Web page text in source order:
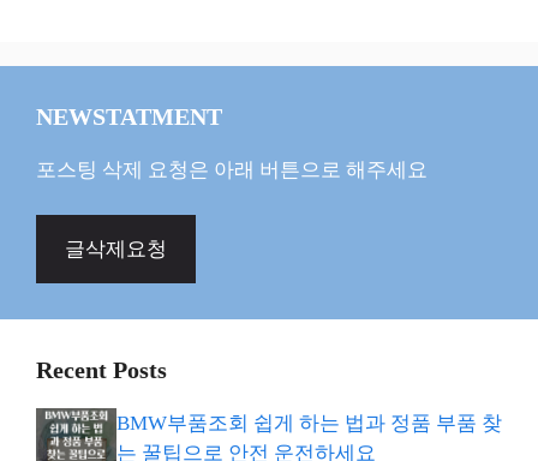
NEWSTATMENT
포스팅 삭제 요청은 아래 버튼으로 해주세요
글삭제요청
Recent Posts
BMW부품조회 쉽게 하는 법과 정품 부품 찾
는 꿀팁으로 안전 운전하세요